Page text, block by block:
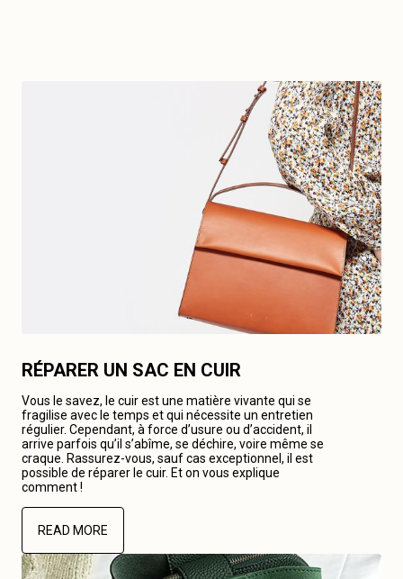
RÉPARER UN SAC EN CUIR
Vous le savez, le cuir est une matière vivante qui se
fragilise avec le temps et qui nécessite un entretien
régulier. Cependant, à force d’usure ou d’accident, il
arrive parfois qu’il s’abîme, se déchire, voire même se
craque. Rassurez-vous, sauf cas exceptionnel, il est
possible de réparer le cuir. Et on vous explique
comment !
READ MORE